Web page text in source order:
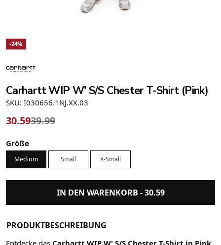
-24%
Carhartt WIP W' S/S Chester T-Shirt (Pink)
SKU: I030656.1NJ.XX.03
30.5939.99
Größe
Medium Small X-Small
IN DEN WARENKORB -30.59
PRODUKTBESCHREIBUNG